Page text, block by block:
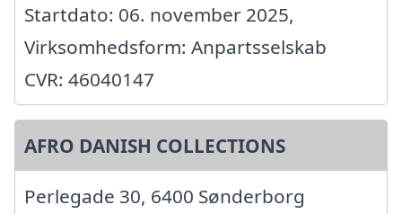
Startdato: 06. november 2025,
Virksomhedsform: Anpartsselskab
CVR: 46040147
AFRO DANISH COLLECTIONS
Perlegade 30, 6400 Sønderborg